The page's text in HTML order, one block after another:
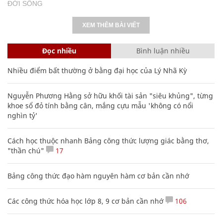
ĐỜI SỐNG
XEM THÊM BÀI VIẾT
Đọc nhiều Bình luận nhiều
Nhiều điểm bất thường ở bằng đại học của Lý Nhã Kỳ
Nguyễn Phương Hằng sở hữu khối tài sản "siêu khủng", từng
khoe sổ đỏ tính bằng cân, mắng cựu mẫu 'không có nổi
nghìn tỷ'
Cách học thuộc nhanh Bảng công thức lượng giác bằng thơ,
"thần chú"
17
Bảng công thức đạo hàm nguyên hàm cơ bản cần nhớ
Các công thức hóa học lớp 8, 9 cơ bản cần nhớ 106